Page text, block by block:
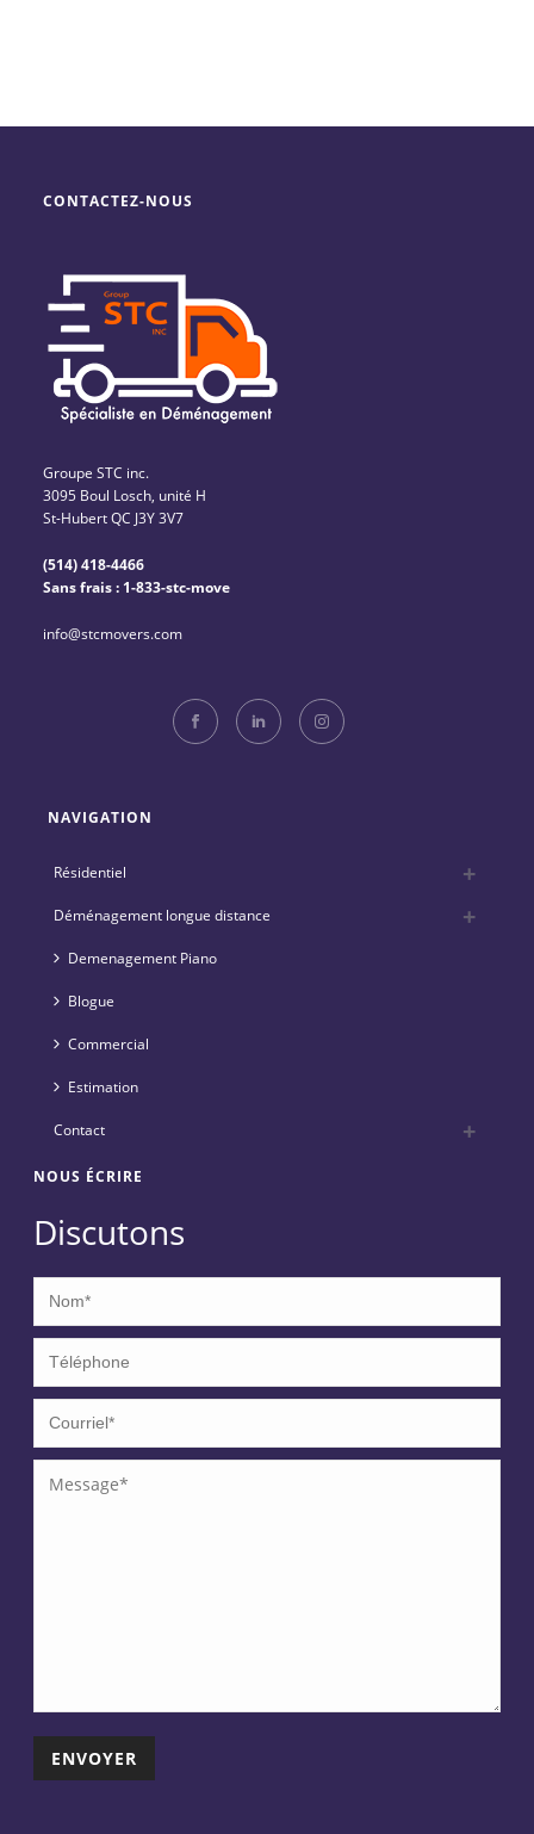
CONTACTEZ-NOUS
Groupe STC inc.
3095 Boul Losch, unité H
St-Hubert QC J3Y 3V7
(514) 418-4466
Sans frais : 1-833-stc-move
info@stcmovers.com
NAVIGATION
Résidentiel
Déménagement longue distance
Demenagement Piano
Blogue
Commercial
Estimation
Contact
NOUS ÉCRIRE
Discutons